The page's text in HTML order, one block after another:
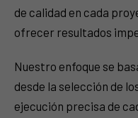
de calidad en cada
ofrecer resultados
Nuestro enfoque se
desde la selección de
ejecución precisa de